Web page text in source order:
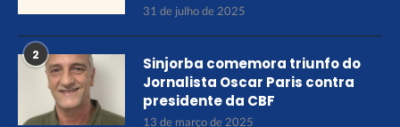
31 de julho de 2025
2
Sinjorba comemora triunfo do
Jornalista Oscar Paris contra
presidente da CBF
13 de março de 2025